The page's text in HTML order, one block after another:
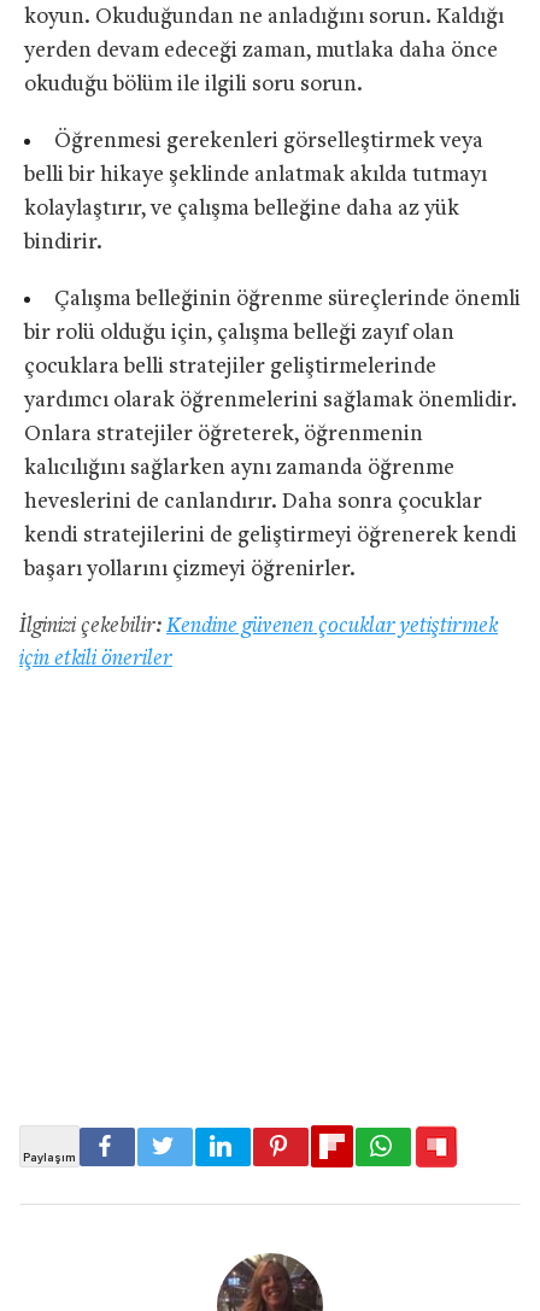
koyun. Okuduğundan ne anladığını sorun. Kaldığı
yerden devam edeceği zaman, mutlaka daha önce
okuduğu bölüm ile ilgili soru sorun.
Öğrenmesi gerekenleri görselleştirmek veya
belli bir hikaye şeklinde anlatmak akılda tutmayı
kolaylaştırır, ve çalışma belleğine daha az yük
bindirir.
Çalışma belleğinin öğrenme süreçlerinde önemli
bir rolü olduğu için, çalışma belleği zayıf olan
çocuklara belli stratejiler geliştirmelerinde
yardımcı olarak öğrenmelerini sağlamak önemlidir.
Onlara stratejiler öğreterek, öğrenmenin
kalıcılığını sağlarken aynı zamanda öğrenme
heveslerini de canlandırır. Daha sonra çocuklar
kendi stratejilerini de geliştirmeyi öğrenerek kendi
başarı yollarını çizmeyi öğrenirler.
İlginizi çekebilir: Kendine güvenen çocuklar yetiştirmek
için etkili öneriler